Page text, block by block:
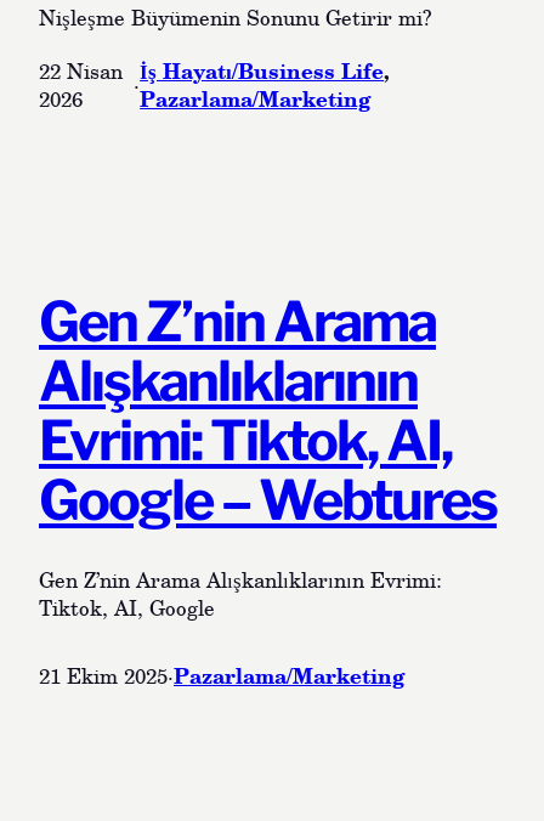
Nişleşme Büyümenin Sonunu Getirir mi?
22 Nisan
2026
·İş Hayatı/Business Life
Pazarlama/Marketing
Gen Z’nin Arama
Alışkanlıklarının
Evrimi: Tiktok, AI,
Google – Webtures
Gen Z’nin Arama Alışkanlıklarının Evrimi:
Tiktok, AI, Google
21 Ekim 2025·Pazarlama/Marketing